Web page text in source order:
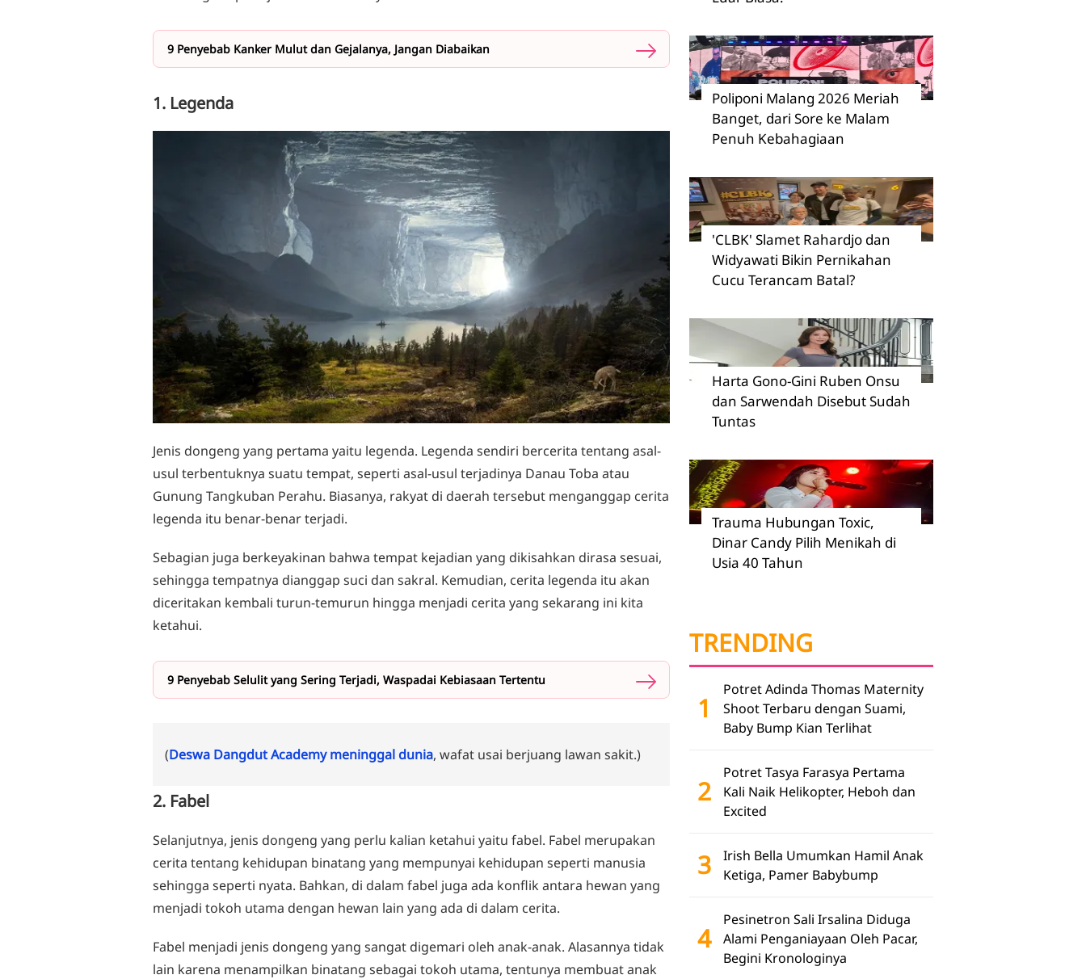
9 Penyebab Kanker Mulut dan Gejalanya, Jangan Diabaikan
1. Legenda
Jenis dongeng yang pertama yaitu legenda. Legenda sendiri bercerita tentang asal-
usul terbentuknya suatu tempat, seperti asal-usul terjadinya Danau Toba atau
Gunung Tangkuban Perahu. Biasanya, rakyat di daerah tersebut menganggap cerita
legenda itu benar-benar terjadi.
Sebagian juga berkeyakinan bahwa tempat kejadian yang dikisahkan dirasa sesuai,
sehingga tempatnya dianggap suci dan sakral. Kemudian, cerita legenda itu akan
diceritakan kembali turun-temurun hingga menjadi cerita yang sekarang ini kita
ketahui.
9 Penyebab Selulit yang Sering Terjadi, Waspadai Kebiasaan Tertentu
(Deswa Dangdut Academy meninggal dunia, wafat usai berjuang lawan sakit.)
2. Fabel
Selanjutnya, jenis dongeng yang perlu kalian ketahui yaitu fabel. Fabel merupakan
cerita tentang kehidupan binatang yang mempunyai kehidupan seperti manusia
sehingga seperti nyata. Bahkan, di dalam fabel juga ada konflik antara hewan yang
menjadi tokoh utama dengan hewan lain yang ada di dalam cerita.
Fabel menjadi jenis dongeng yang sangat digemari oleh anak-anak. Alasannya tidak
lain karena menampilkan binatang sebagai tokoh utama, tentunya membuat anak
Poliponi Malang 2026 Meriah
Banget, dari Sore ke Malam
Penuh Kebahagiaan
'CLBK' Slamet Rahardjo dan
Widyawati Bikin Pernikahan
Cucu Terancam Batal?
Harta Gono-Gini Ruben Onsu
dan Sarwendah Disebut Sudah
Tuntas
Trauma Hubungan Toxic,
Dinar Candy Pilih Menikah di
Usia 40 Tahun
TRENDING
1
Potret Adinda Thomas Maternity
Shoot Terbaru dengan Suami,
Baby Bump Kian Terlihat
2
Potret Tasya Farasya Pertama
Kali Naik Helikopter, Heboh dan
Excited
3
Irish Bella Umumkan Hamil Anak
Ketiga, Pamer Babybump
4
Pesinetron Sali Irsalina Diduga
Alami Penganiayaan Oleh Pacar,
Begini Kronologinya